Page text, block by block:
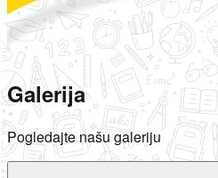
Galerija
Pogledajte našu galeriju